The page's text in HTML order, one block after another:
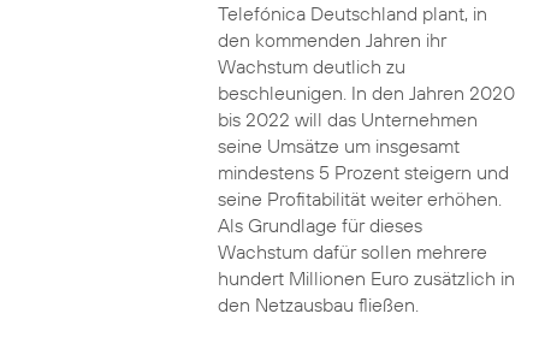
Telefónica Deutschland plant, in
den kommenden Jahren ihr
Wachstum deutlich zu
beschleunigen. In den Jahren 2020
bis 2022 will das Unternehmen
seine Umsätze um insgesamt
mindestens 5 Prozent steigern und
seine Profitabilität weiter erhöhen.
Als Grundlage für dieses
Wachstum dafür sollen mehrere
hundert Millionen Euro zusätzlich in
den Netzausbau fließen.